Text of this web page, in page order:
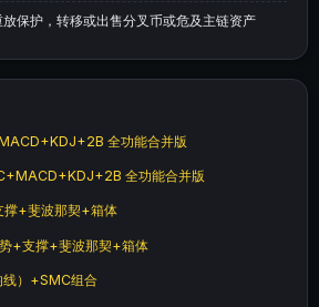
保护，转移或出售分叉币或危及主链资产
全功能合并版
全功能合并版
撑+斐波那契+箱体
+支撑+斐波那契+箱体
线）+SMC组合